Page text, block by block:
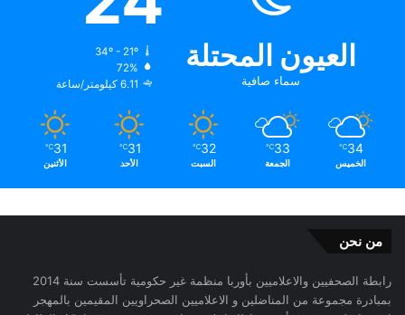
العيون المحتلة
سماء صافية
34º - 21º
72%
6.11 كيلومتر/ساعة
34
℃
الخميس
33
℃
الجمعة
32
℃
السبت
31
℃
الأحد
31
℃
الأثنين
من نحن
رابطة الصحفيين والاعلاميين بأوربا منظمة غير حكومية تأسست سنة 2014
بمبادرة مجموعة من المناضلين و الاعلاميين الصحراويين المقيمين بالمهجر